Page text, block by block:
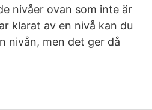
nivåer ovan som inte är
klarat av en nivå kan du
nivån, men det ger då